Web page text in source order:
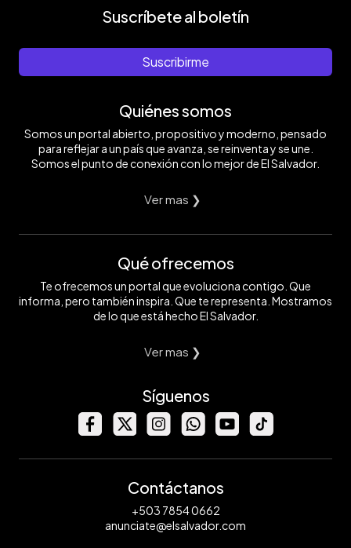
Suscríbete al boletín
Suscribirme
Quiénes somos
Somos un portal abierto, propositivo y moderno, pensado
para reflejar a un país que avanza, se reinventa y se une.
Somos el punto de conexión con lo mejor de El Salvador.
Ver mas ❯
Qué ofrecemos
Te ofrecemos un portal que evoluciona contigo. Que
informa, pero también inspira. Que te representa. Mostramos
de lo que está hecho El Salvador.
Ver mas ❯
Síguenos
Contáctanos
+503 7854 0662
anunciate@elsalvador.com